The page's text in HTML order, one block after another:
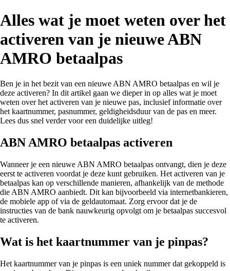
Alles wat je moet weten over het
activeren van je nieuwe ABN
AMRO betaalpas
Ben je in het bezit van een nieuwe ABN AMRO betaalpas en wil je
deze activeren? In dit artikel gaan we dieper in op alles wat je moet
weten over het activeren van je nieuwe pas, inclusief informatie over
het kaartnummer, pasnummer, geldigheidsduur van de pas en meer.
Lees dus snel verder voor een duidelijke uitleg!
ABN AMRO betaalpas activeren
Wanneer je een nieuwe ABN AMRO betaalpas ontvangt, dien je deze
eerst te activeren voordat je deze kunt gebruiken. Het activeren van je
betaalpas kan op verschillende manieren, afhankelijk van de methode
die ABN AMRO aanbiedt. Dit kan bijvoorbeeld via internetbankieren,
de mobiele app of via de geldautomaat. Zorg ervoor dat je de
instructies van de bank nauwkeurig opvolgt om je betaalpas succesvol
te activeren.
Wat is het kaartnummer van je pinpas?
Het kaartnummer van je pinpas is een uniek nummer dat gekoppeld is